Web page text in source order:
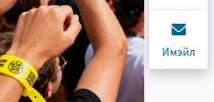
Имэйл